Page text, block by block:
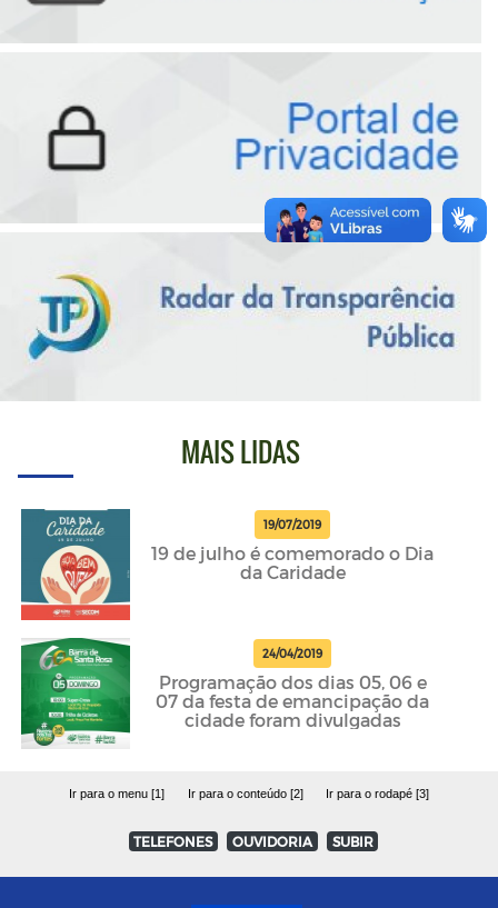
MAIS LIDAS
19/07/2019
19 de julho é comemorado o Dia
da Caridade
24/04/2019
Programação dos dias 05, 06 e
07 da festa de emancipação da
cidade foram divulgadas
Ir para o menu [1] Ir para o conteúdo [2] Ir para o rodapé [3]
TELEFONES OUVIDORIA SUBIR